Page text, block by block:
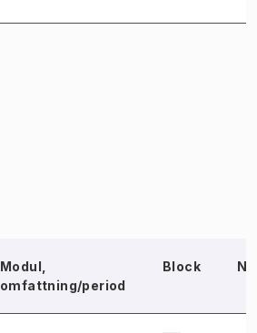
Modul,
omfattning/period
Block